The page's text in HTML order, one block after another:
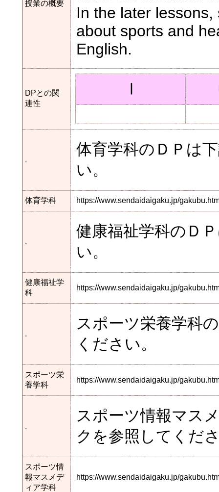
授業の概要
In the later
about sports and
English.
DPとの関
連性
Ⅰ
.
体育学科のＤＰは
い。
体育学科 https://www.sendaidaigaku.jp/
.
健康福祉学科のＤ
い。
健康福祉学
科
https://www.sendaidaigaku.jp/
.
スポーツ栄養学科
ください。
スポーツ栄
養学科
https://www.sendaidaigaku.jp/
.
スポーツ情報マス
クを参照してくだ
スポーツ情
報マスメデ
ィア学科
https://www.sendaidaigaku.jp/